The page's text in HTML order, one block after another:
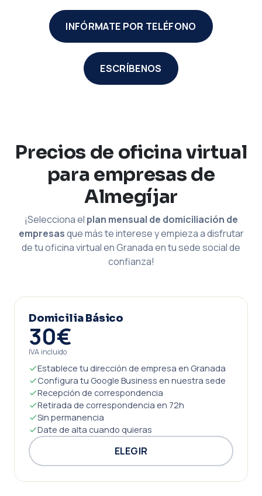
INFÓRMATE POR TELÉFONO
ESCRÍBENOS
Precios de oficina virtual
para empresas de
Almegíjar
¡Selecciona el plan mensual de domiciliación de
empresasque más te interese y empieza a disfrutar
de tu oficina virtual en Granada en tu sede social de
confianza!
Domicilia Básico
30€
IVA incluido
Establece tu dirección de empresa en Granada
Configura tu Google Business en nuestra sede
Recepción de correspondencia
Retirada de correspondencia en 72h
Sin permanencia
Date de alta cuando quieras
ELEGIR